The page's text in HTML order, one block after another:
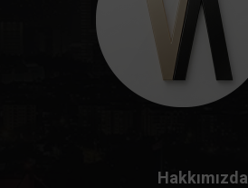
Hakkımızda